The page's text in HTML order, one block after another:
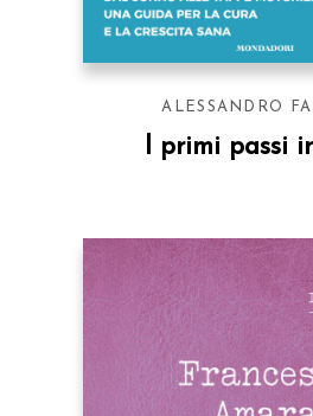
ALESSANDRO
I primi passi